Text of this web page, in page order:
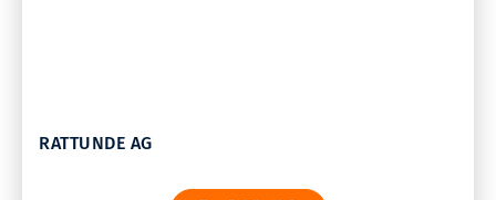
RATTUNDE AG